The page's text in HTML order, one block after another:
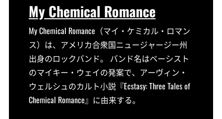
My Chemical Romance
My Chemical Romance（マイ・ケミカル・ロマン
ス）は、アメリカ合衆国ニュージャージー州
出身のロックバンド。 バンド名はベーシスト
のマイキー・ウェイの発案で、アーヴィン・
ウェルシュのカルト小説『Ecstasy: Three Tales of
Chemical Romance』に由来する。